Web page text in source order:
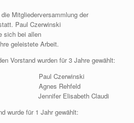
Mitgliederversammlung der
Paul Czerwinski
sich bei allen
geleistete Arbeit.
Vorstand wurden für 3 Jahre gewählt:
Paul Czerwinski
Agnes Rehfeld
Jennifer Elisabeth Claudi
wurde für 1 Jahr gewählt: